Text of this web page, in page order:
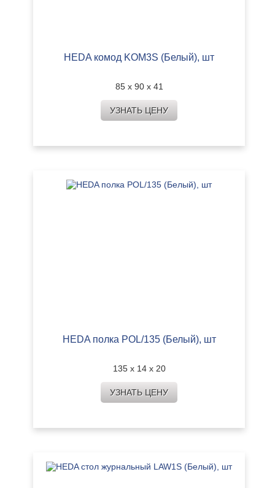
HEDA комод KOM3S (Белый), шт
85 х 90 х 41
УЗНАТЬ ЦЕНУ
HEDA полка POL/135 (Белый), шт
135 х 14 х 20
УЗНАТЬ ЦЕНУ